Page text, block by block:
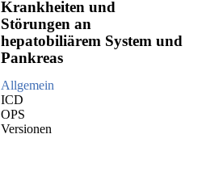
Krankheiten und
Störungen an
hepatobiliärem System und
Pankreas
Allgemein
ICD
OPS
Versionen